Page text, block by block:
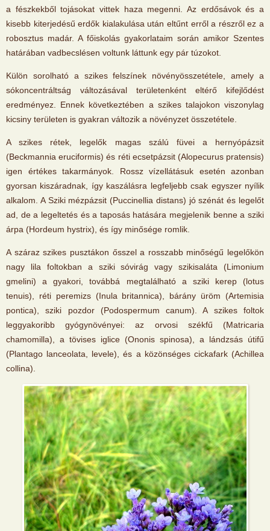
a fészkekből tojásokat vittek haza megenni. Az erdősávok és a
kisebb kiterjedésű erdők kialakulása után eltűnt erről a részről ez a
robosztus madár. A főiskolás gyakorlataim során amikor Szentes
határában vadbecslésen voltunk láttunk egy pár túzokot.
Külön sorolható a szikes felszínek növényösszetétele, amely a
sókoncentráltság változásával területenként eltérő kifejlődést
eredményez. Ennek következtében a szikes talajokon viszonylag
kicsiny területen is gyakran változik a növényzet összetétele.
A szikes rétek, legelők magas szálú füvei a hernyópázsit
(Beckmannia eruciformis) és réti ecsetpázsit (Alopecurus pratensis)
igen értékes takarmányok. Rossz vízellátásuk esetén azonban
gyorsan kiszáradnak, így kaszálásra legfeljebb csak egyszer nyílik
alkalom. A Sziki mézpázsit (Puccinellia distans) jó szénát és legelőt
ad, de a legeltetés és a taposás hatására megjelenik benne a sziki
árpa (Hordeum hystrix), és így minősége romlik.
A száraz szikes pusztákon ősszel a rosszabb minőségű legelőkön
nagy lila foltokban a sziki sóvirág vagy szikisaláta (Limonium
gmelini) a gyakori, továbbá megtalálható a sziki kerep (lotus
tenuis), réti peremizs (Inula britannica), bárány üröm (Artemisia
pontica), sziki pozdor (Podospermum canum). A szikes foltok
leggyakoribb gyógynövényei: az orvosi székfű (Matricaria
chamomilla), a tövises iglice (Ononis spinosa), a lándzsás útifű
(Plantago lanceolata, levele), és a közönséges cickafark (Achillea
collina).